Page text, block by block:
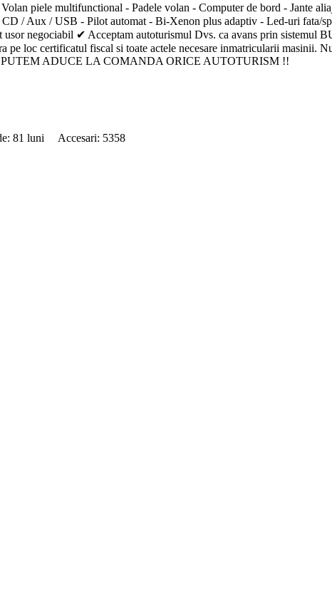
piele multifunctional - Padele volan - Computer de bord - Jante
/ Aux / USB - Pilot automat - Bi-Xenon plus adaptiv - Led-uri fata/
negociabil ✔ Acceptam autoturismul Dvs. ca avans prin sistemul
loc certificatul fiscal si toate actele necesare inmatricularii masinii.
” PUTEM ADUCE LA COMANDA ORICE AUTOTURISM !!
81 luni Accesari: 5358